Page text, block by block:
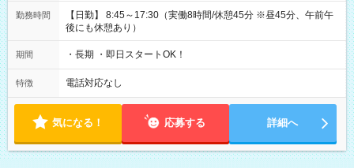
勤務時間
【日勤】 8:45～17:30（実働8時間/休憩45分 ※昼45分、午前午
後にも休憩あり）
期間 ・長期 ・即日スタートOK！
特徴 電話対応なし
気になる！ 応募する 詳細へ